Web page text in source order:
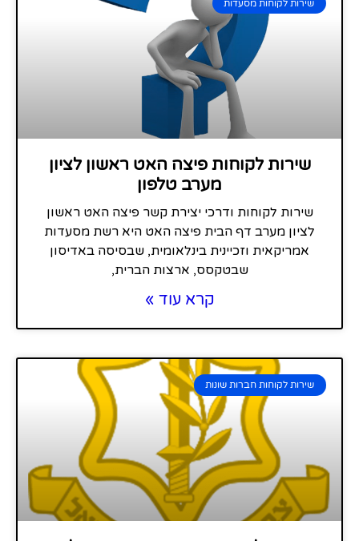
שירות לקוחות מסעדות
שירות לקוחות פיצה האט ראשון לציון
מערב טלפון
שירות לקוחות ודרכי יצירת קשר פיצה האט ראשון
לציון מערב דף הבית פיצה האט היא רשת מסעדות
אמריקאית וזכיינית בינלאומית, שבסיסה באדיסון
שבטקסס, ארצות הברית,
קרא עוד »
שירות לקוחות חברות שונות